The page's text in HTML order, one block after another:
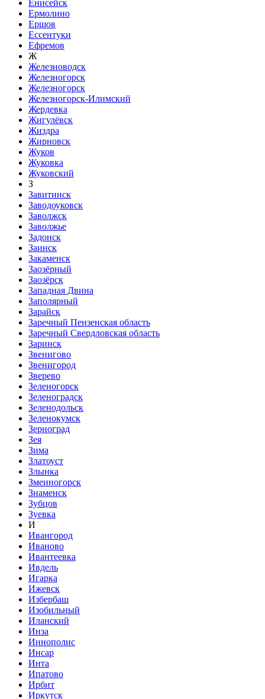
Енисейск
Ермолино
Ершов
Ессентуки
Ефремов
Ж
Железноводск
Железногорск
Железногорск
Железногорск-Илимский
Жердевка
Жигулёвск
Жиздра
Жирновск
Жуков
Жуковка
Жуковский
З
Завитинск
Заводоуковск
Заволжск
Заволжье
Задонск
Заинск
Закаменск
Заозёрный
Заозёрск
Западная Двина
Заполярный
Зарайск
Заречный Пензенская область
Заречный Свердловская область
Заринск
Звенигово
Звенигород
Зверево
Зеленогорск
Зеленоградск
Зеленодольск
Зеленокумск
Зерноград
Зея
Зима
Златоуст
Злынка
Змеиногорск
Знаменск
Зубцов
Зуевка
И
Ивангород
Иваново
Ивантеевка
Ивдель
Игарка
Ижевск
Избербаш
Изобильный
Иланский
Инза
Иннополис
Инсар
Инта
Ипатово
Ирбит
Иркутск